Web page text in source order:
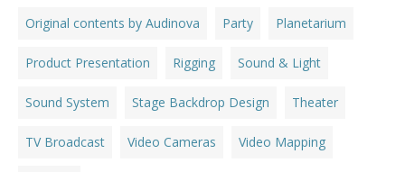
Original contents by Audinova Party Planetarium
Product Presentation Rigging Sound & Light
Sound System Stage Backdrop Design Theater
TV Broadcast Video Cameras Video Mapping